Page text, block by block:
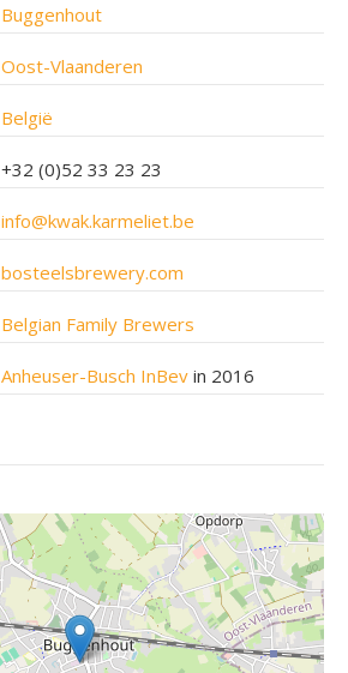
Buggenhout
Oost-Vlaanderen
België
+32 (0)52 33 23 23
info@kwak.karmeliet.be
bosteelsbrewery.com
Belgian Family Brewers
Anheuser-Busch InBev in 2016